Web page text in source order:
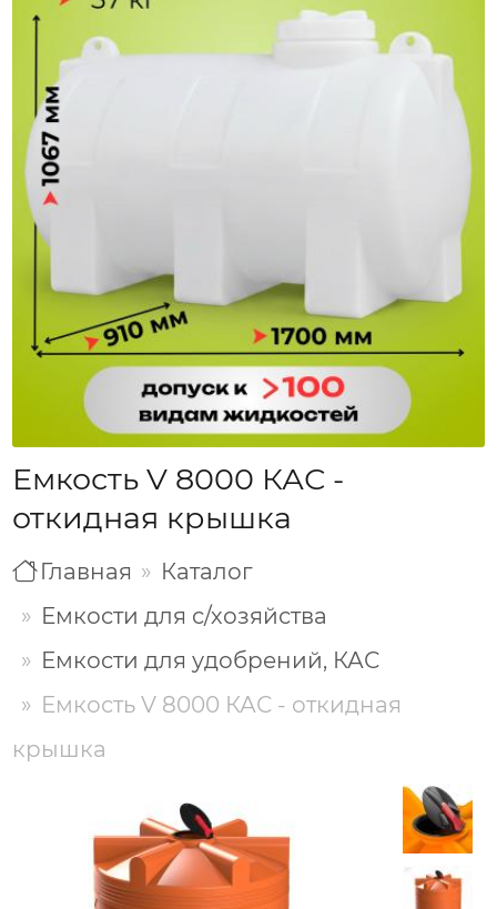
Емкость V 8000 КАС -
откидная крышка
Главная
Каталог
Емкости для с/хозяйства
Емкости для удобрений, КАС
Емкость V 8000 КАС - откидная
крышка